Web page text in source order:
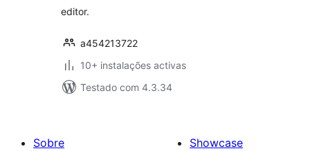
editor.
a454213722
10+ instalações activas
Testado com 4.3.34
Sobre
Showcase